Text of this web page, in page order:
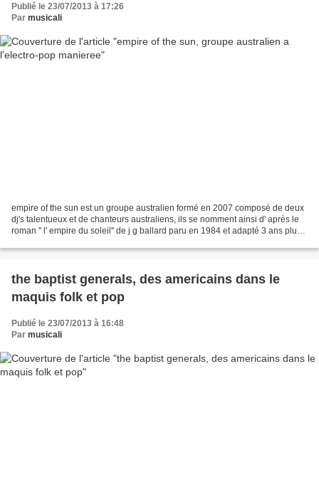
Publié le 23/07/2013 à 17:26
Par musicali
empire of the sun est un groupe australien formé en 2007 composé de deux
dj's talentueux et de chanteurs australiens, ils se nomment ainsi d' après le
roman '' l' empire du soleil'' de j g ballard paru en 1984 et adapté 3 ans plus
the baptist generals, des americains dans le
maquis folk et pop
Publié le 23/07/2013 à 16:48
Par musicali